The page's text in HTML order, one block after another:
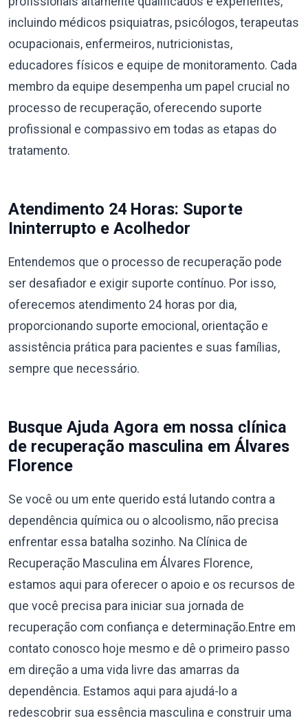
incluindo médicos psiquiatras, psicólogos, terapeutas
ocupacionais, enfermeiros, nutricionistas,
educadores físicos e equipe de monitoramento. Cada
membro da equipe desempenha um papel crucial no
processo de recuperação, oferecendo suporte
profissional e compassivo em todas as etapas do
tratamento.
Atendimento 24 Horas: Suporte
Ininterrupto e Acolhedor
Entendemos que o processo de recuperação pode
ser desafiador e exigir suporte contínuo. Por isso,
oferecemos atendimento 24 horas por dia,
proporcionando suporte emocional, orientação e
assistência prática para pacientes e suas famílias,
sempre que necessário.
Busque Ajuda Agora em nossa clínica
de recuperação masculina em Álvares
Florence
Se você ou um ente querido está lutando contra a
dependência química ou o alcoolismo, não precisa
enfrentar essa batalha sozinho. Na Clínica de
Recuperação Masculina em Álvares Florence,
estamos aqui para oferecer o apoio e os recursos de
que você precisa para iniciar sua jornada de
recuperação com confiança e determinação.Entre em
contato conosco hoje mesmo e dê o primeiro passo
em direção a uma vida livre das amarras da
dependência. Estamos aqui para ajudá-lo a
redescobrir sua essência masculina e construir uma